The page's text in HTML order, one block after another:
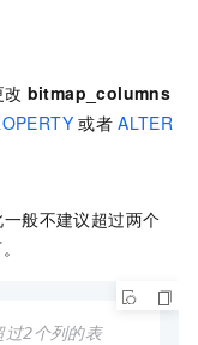
bitmap_columns
或者 ALTER
般不建议超过两个
2个列的表